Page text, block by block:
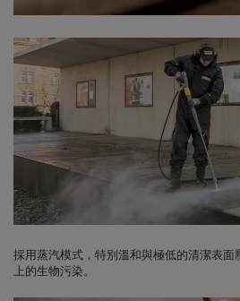
採用蒸汽模式，特別溫和與極低的清潔表
上的生物污染。